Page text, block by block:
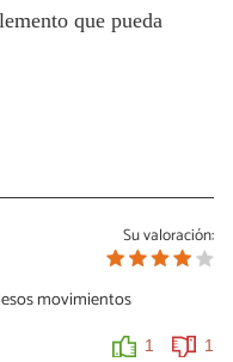
que pueda
Su valoración:
movimientos
1 1